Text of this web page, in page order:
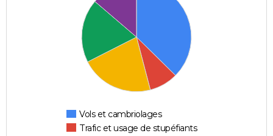
Vols et cambriolages
Trafic et usage de stupéfiants